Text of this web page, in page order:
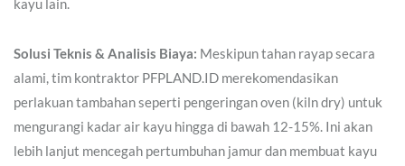
kayu lain.
Solusi Teknis & Analisis Biaya: Meskipun tahan rayap secara
alami, tim kontraktor PFPLAND.ID merekomendasikan
perlakuan tambahan seperti pengeringan oven (kiln dry) untuk
mengurangi kadar air kayu hingga di bawah 12-15%. Ini akan
lebih lanjut mencegah pertumbuhan jamur dan membuat kayu